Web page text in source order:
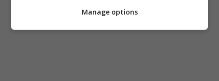
Manage options